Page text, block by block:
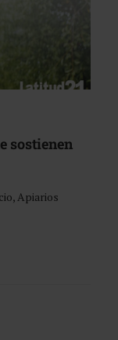
sostienen
Apiarios